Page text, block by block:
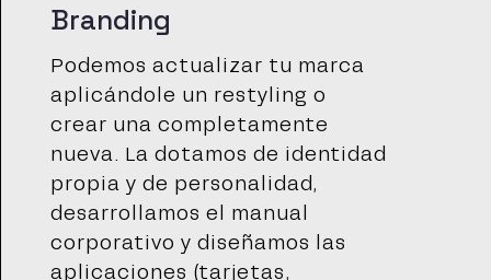
Branding
Podemos actualizar tu marca
aplicándole un restyling o
crear una completamente
nueva. La dotamos de identidad
propia y de personalidad,
desarrollamos el manual
corporativo y diseñamos las
aplicaciones (tarjetas,